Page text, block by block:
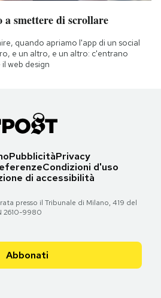
a smettere di scrollare
quando apriamo l'app di un social
e un altro, e un altro: c'entrano
web design
PubblicitàPrivacy
Condizioni d'uso
di accessibilità
presso il Tribunale di Milano, 419 del
2610-9980
Abbonati